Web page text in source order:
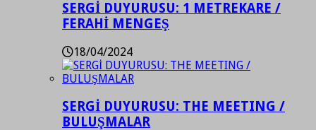
SERGİ DUYURUSU: 1 METREKARE /
FERAHİ MENGEŞ
18/04/2024
SERGİ DUYURUSU: THE MEETING /
BULUŞMALAR